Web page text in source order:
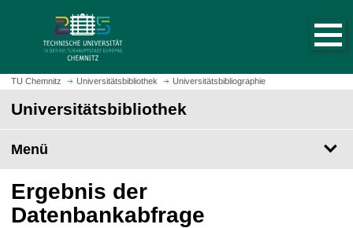
z
m
t
e
i
t
u
f
TU Chemnitz Universitätsbibliothek Universitätsbibliographie
Universitätsbibliothek
Menü
Ergebnis der
Datenbankabfrage